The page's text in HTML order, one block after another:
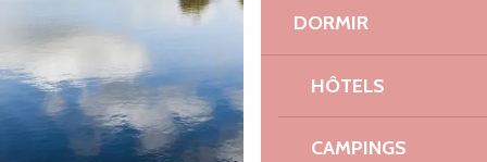
DORMIR
HÔTELS
CAMPINGS